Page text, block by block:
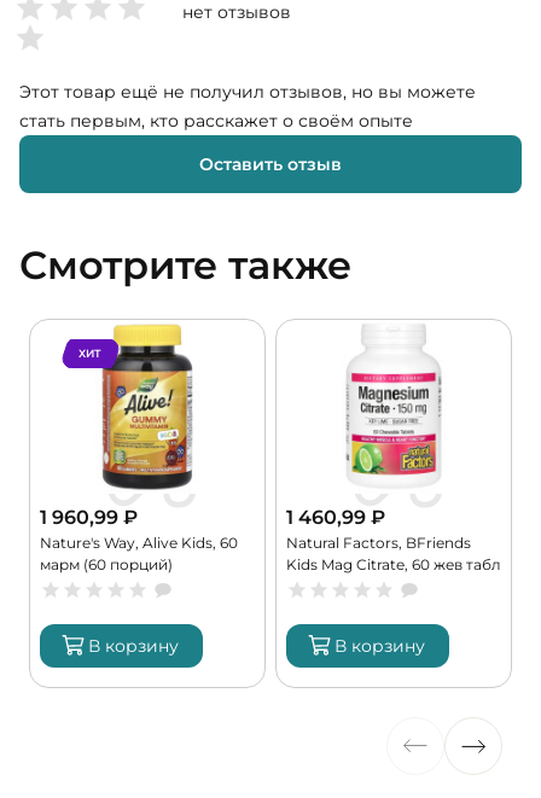
нет отзывов
Этот товар ещё не получил отзывов, но вы можете
стать первым, кто расскажет о своём опыте
Оставить отзыв
Смотрите также
ХИТ
1 960,99 ₽
Nature's Way, Alive Kids, 60
марм (60 порций)
В корзину
1 460,99 ₽
Natural Factors, BFriends
Kids Mag Citrate, 60 жев табл
(60 порций)
В корзину